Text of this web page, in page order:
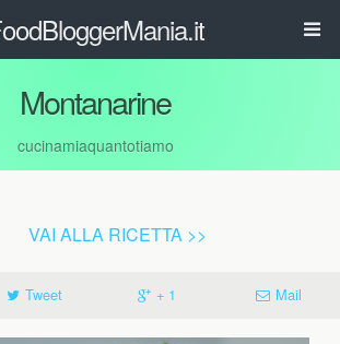
Montanarine
cucinamiaquantotiamo
VAI ALLA RICETTA >>
Tweet + 1 Mail